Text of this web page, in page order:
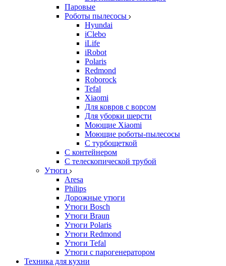
Паровые
Роботы пылесосы
Hyundai
iClebo
iLife
iRobot
Polaris
Redmond
Roborock
Tefal
Xiaomi
Для ковров с ворсом
Для уборки шерсти
Моющие Xiaomi
Моющие роботы-пылесосы
С турбощеткой
С контейнером
С телескопической трубой
Утюги
Aresa
Philips
Дорожные утюги
Утюги Bosch
Утюги Braun
Утюги Polaris
Утюги Redmond
Утюги Tefal
Утюги с парогенератором
Техника для кухни